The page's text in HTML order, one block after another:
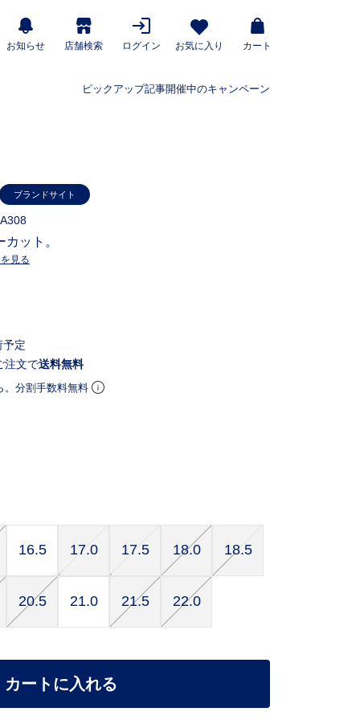
お知らせ 店舗検索 ログイン お気に入り カート
ピックアップ記事開催中のキャンペーン
ブランドサイト
見る
ット。
注文で送料無料
予定
。分割手数料無料
16.5 17.0 17.5 18.0 18.5
20.5 21.0 21.5 22.0
カートに入れる